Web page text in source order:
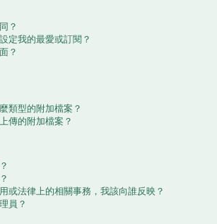
？
定我的最愛或訂閱？
？
類型的附加檔案？
傳的附加檔案？
或法律上的相關事務，我該向誰反映？
員？